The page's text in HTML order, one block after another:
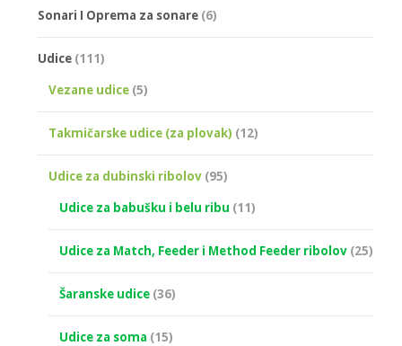
Sonari I Oprema za sonare (6)
Udice (111)
Vezane udice (5)
Takmičarske udice (za plovak) (12)
Udice za dubinski ribolov (95)
Udice za babušku i belu ribu (11)
Udice za Match, Feeder i Method Feeder ribolov (25)
Šaranske udice (36)
Udice za soma (15)